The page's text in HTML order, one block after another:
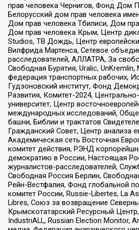
прав человека Чернигов, Фонд Дом
Белорусский дом прав человека
Дом прав человека Тбилиси, Дом
Дом прав человека Крым, Центр
Studios, ТВ Дождь, Центр
Вилфрида Мартенса, Сетевое
расследователей, АЛЛАТРА, За
Свободная Бурятия, Uralic,
федерация транспортных рабочих,
Гудзоновский институт, Фонд
Развития, Комитет-2024,
университет, Центр
международных исследований,
башни, Библии и трактатов
Гражданский Совет, Центр анализа
Академическая сеть Восточная
комитет действия, РЭНД
демократию в России, Настоящая
журналистов-расследователей,
Свободная Россия Берлин,
Рейн-Вестфалия, Фонд глобальной
комитет России, Russie-Libertes, La
Libres, Союз за возвращение
Крымскотатарский Ресурсный
IndustriALL, Russian Election Monitor,